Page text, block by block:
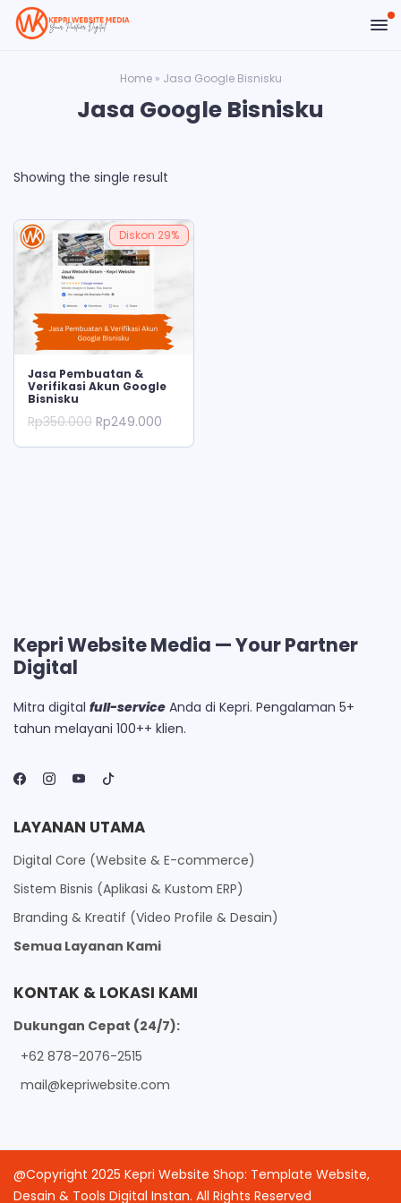
Home» Jasa Google Bisnisku
Jasa Google Bisnisku
Showing the single result
Diskon 29%
ADD TO CART
Jasa Pembuatan &
Verifikasi Akun Google
Bisnisku
Rp350.000 Original
price
was:
Rp249.000
is:
Kepri Website Media — Your Partner
Digital
Mitra digital full-service Anda di Kepri. Pengalaman 5+
tahun melayani 100++ klien.
LAYANAN UTAMA
Digital Core (Website & E-commerce)
Sistem Bisnis (Aplikasi & Kustom ERP)
Branding & Kreatif (Video Profile & Desain)
Semua Layanan Kami
KONTAK & LOKASI KAMI
Dukungan Cepat (24/7):
+62 878-2076-2515
mail@kepriwebsite.com
@Copyright 2025 Kepri Website Shop: Template Website,
Desain & Tools Digital Instan. All Rights Reserved